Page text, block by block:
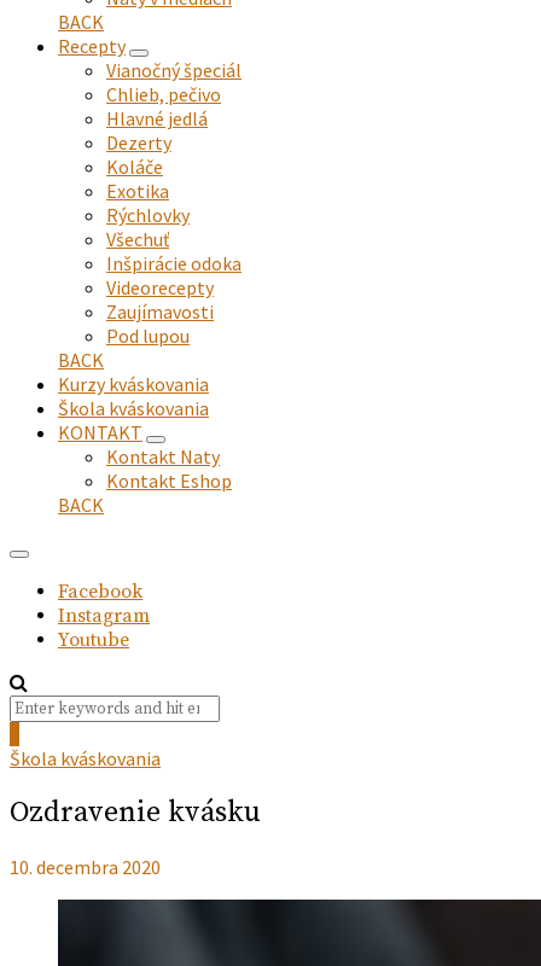
BACK
Recepty
expand
child
menu
Vianočný špeciál
Chlieb, pečivo
Hlavné jedlá
Dezerty
Koláče
Exotika
Rýchlovky
Všechuť
Inšpirácie odoka
Videorecepty
Zaujímavosti
Pod lupou
BACK
Kurzy kváskovania
Škola kváskovania
KONTAKT
expand
child
menu
Kontakt Naty
Kontakt Eshop
BACK
Facebook
Instagram
Youtube
Search
for:
Škola kváskovania
Ozdravenie kvásku
10. decembra 2020